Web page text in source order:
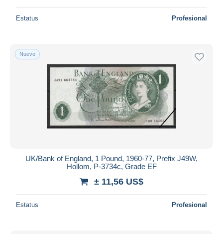
Estatus Profesional
Nuevo
UK/Bank of England, 1 Pound, 1960-77, Prefix J49W,
Hollom, P-3734c, Grade EF
± 11,56 US$
Estatus Profesional